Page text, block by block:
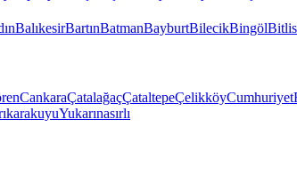
BalıkesirBartınBatmanBayburtBilecikBingölBitlis
CankaraÇatalağaçÇataltepeÇelikköyCumhuriyet
Yukarınasırlı